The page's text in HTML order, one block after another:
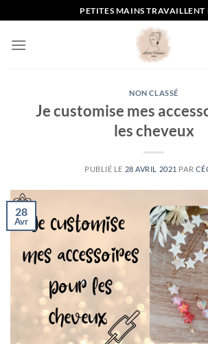
au
contenu
PETITES MAINS TRAVAILLENT
NON CLASSÉ
Je customise mes
les cheveux
PUBLIÉ LE 28 AVRIL 2021 PAR
28
Avr